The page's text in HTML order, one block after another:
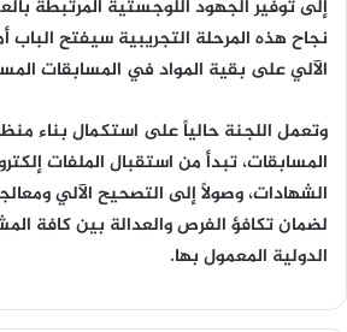
إلى توفير الجهود اللوجستية المرتبطة
نجاح هذه المرحلة التجريبية سيفتح الباب
الآلي على بقية المواد في المسابقات
وتعمل اللجنة حالياً على استكمال بناء
المسابقات، تبدأ من استقبال الملفات
الشهادات، وصولاً إلى التصحيح الآلي
لضمان تكافؤ الفرص والعدالة بين كافة
الدولية المعمول بها.